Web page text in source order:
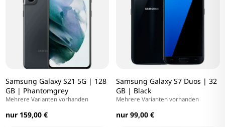
Samsung Galaxy S21 5G | 128
GB | Phantomgrey
Mehrere Varianten vorhanden
nur 159,00 €
Samsung Galaxy S7 Duos | 32
GB | Black
Mehrere Varianten vorhanden
nur 99,00 €